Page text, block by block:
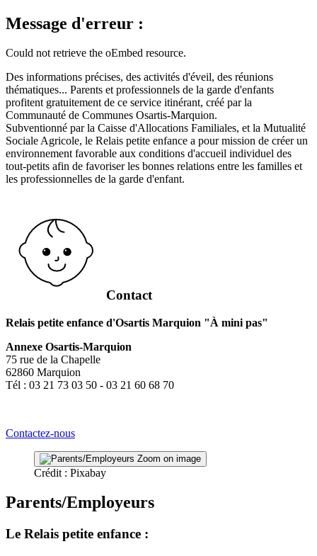
Message d'erreur :
Could not retrieve the oEmbed resource.
Des informations précises, des activités d'éveil, des réunions
thématiques... Parents et professionnels de la garde d'enfants
profitent gratuitement de ce service itinérant, créé par la
Communauté de Communes Osartis-Marquion.
Subventionné par la Caisse d'Allocations Familiales, et la Mutualité
Sociale Agricole, le Relais petite enfance a pour mission de créer un
environnement favorable aux conditions d'accueil individuel des
tout-petits afin de favoriser les bonnes relations entre les familles et
les professionnelles de la garde d'enfant.
Contact
Relais petite enfance d'Osartis Marquion "À mini pas"
Annexe Osartis-Marquion
75 rue de la Chapelle
62860 Marquion
Tél : 03 21 73 03 50 - 03 21 60 68 70
Contactez-nous
Zoom on image
Crédit : Pixabay
Parents/Employeurs
Le Relais petite enfance :